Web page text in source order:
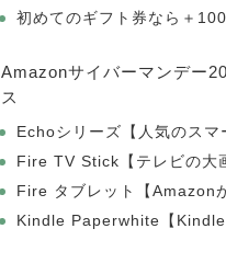
初めてのギフト券なら＋
Amazonサイバーマンデー
ス
Echoシリーズ【人気のスマ
Fire TV Stick【テレビの大
Fire タブレット【Amazon
Kindle Paperwhite【Kindle